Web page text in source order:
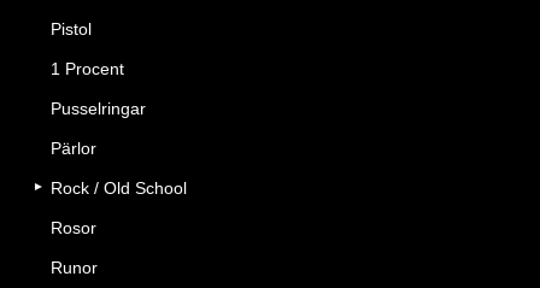
Pistol
1 Procent
Pusselringar
Pärlor
Rock / Old School
Rosor
Runor